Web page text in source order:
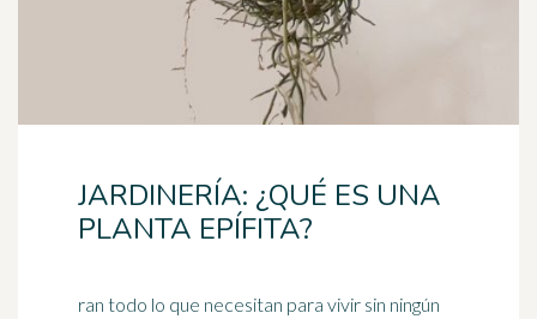
JARDINERÍA: ¿QUÉ ES UNA
PLANTA EPÍFITA?
ran todo lo que necesitan para vivir sin ningún